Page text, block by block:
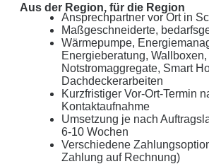
Aus der Region, für die Region
Ansprechpartner vor Ort in
Maßgeschneiderte,
Wärmepumpe,
Energieberatung,
Notstromaggregate, Smart
Dachdeckerarbeiten
Kurzfristiger Vor-Ort-Termin
Kontaktaufnahme
Umsetzung je nach
6-10 Wochen
Verschiedene
Zahlung auf Rechnung)